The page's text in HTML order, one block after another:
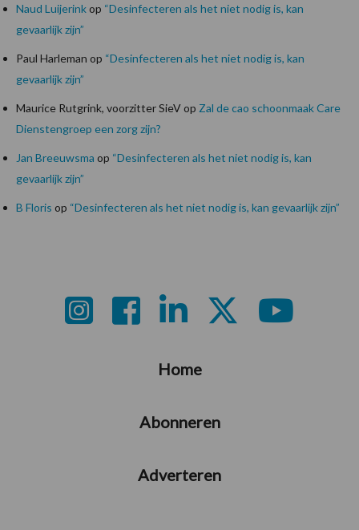
Naud Luijerinkop “Desinfecteren als het niet nodig is, kan
gevaarlijk zijn”
Paul Harleman op “Desinfecteren als het niet nodig is, kan
gevaarlijk zijn”
Maurice Rutgrink, voorzitter SieVop Zal de cao schoonmaak Care
Dienstengroep een zorg zijn?
Jan Breeuwsma op “Desinfecteren als het niet nodig is, kan
gevaarlijk zijn”
B Floris op “Desinfecteren als het niet nodig is, kan gevaarlijk zijn”
Home
Abonneren
Adverteren